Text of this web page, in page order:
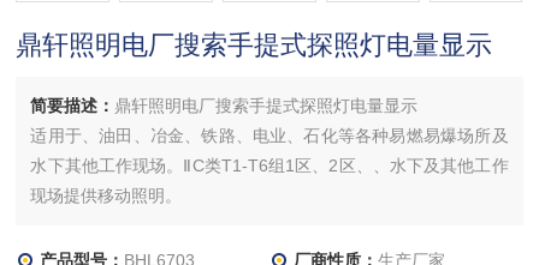
鼎轩照明电厂搜索手提式探照灯电量显示
简要描述： 鼎轩照明电厂搜索手提式探照灯电量显示
适用于、油田、冶金、铁路、电业、石化等各种易燃易爆场所及
水下其他工作现场。ⅡC类T1-T6组1区、2区、、水下及其他工作
现场提供移动照明。
产品型号： BHL6703 厂商性质： 生产厂家